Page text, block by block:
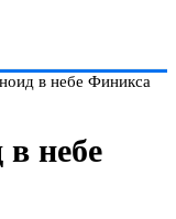
в небе Финикса
небе